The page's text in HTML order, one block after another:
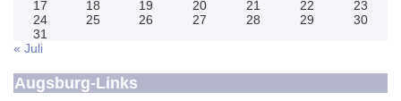
17
18 19 20 21 22
23
24
25 26 27 28 29
30
31
« Juli
Augsburg-Links